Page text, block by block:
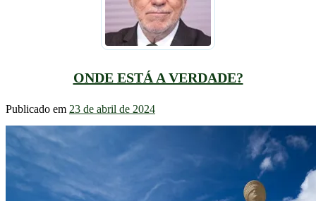
ONDE ESTÁ A VERDADE?
Publicado em 23 de abril de 2024